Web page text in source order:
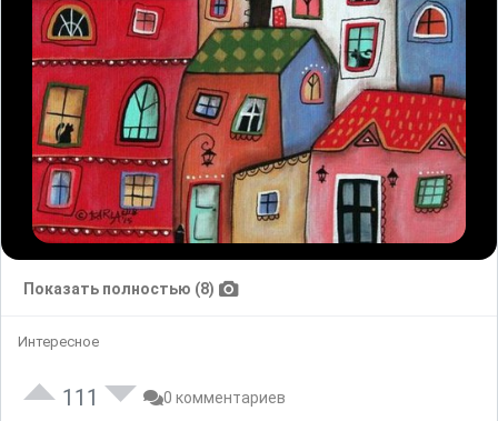
Показать полностью (8)
Интересное
111 0 комментариев